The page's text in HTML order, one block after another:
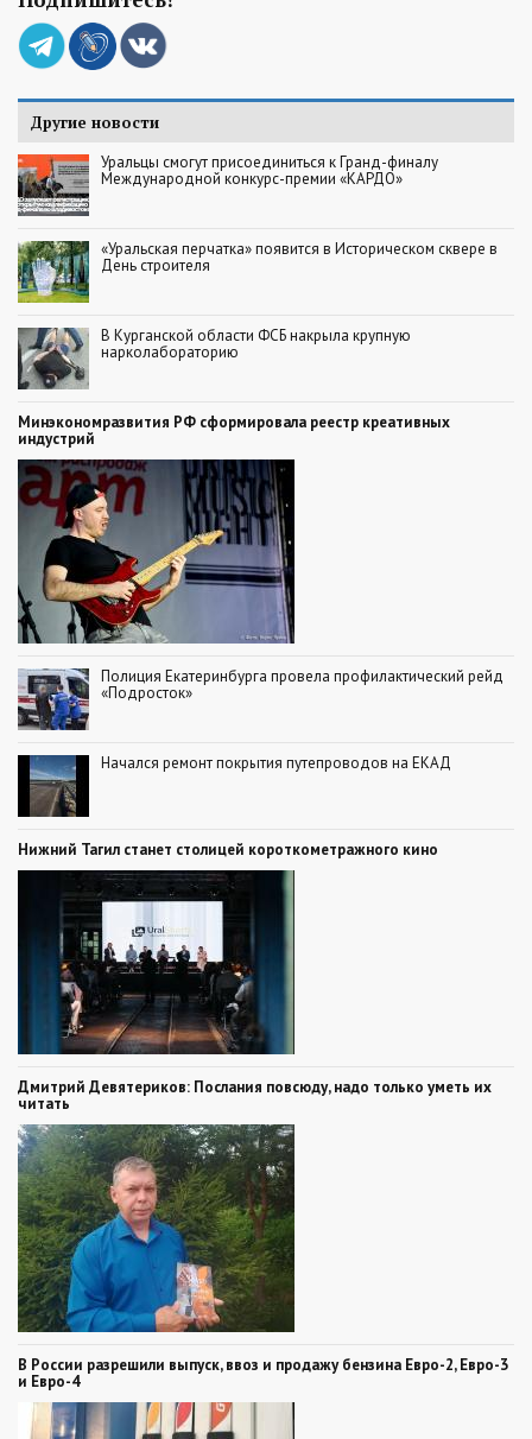
Другие новости
Уральцы смогут присоединиться к Гранд-финалу
Международной конкурс-премии «КАРДО»
«Уральская перчатка» появится в Историческом сквере в
День строителя
В Курганской области ФСБ накрыла крупную
нарколабораторию
Минэкономразвития РФ сформировала реестр креативных
индустрий
Полиция Екатеринбурга провела профилактический рейд
«Подросток»
Начался ремонт покрытия путепроводов на ЕКАД
Нижний Тагил станет столицей короткометражного кино
Дмитрий Девятериков: Послания повсюду, надо только уметь их
читать
В России разрешили выпуск, ввоз и продажу бензина Евро-2, Евро-3
и Евро-4